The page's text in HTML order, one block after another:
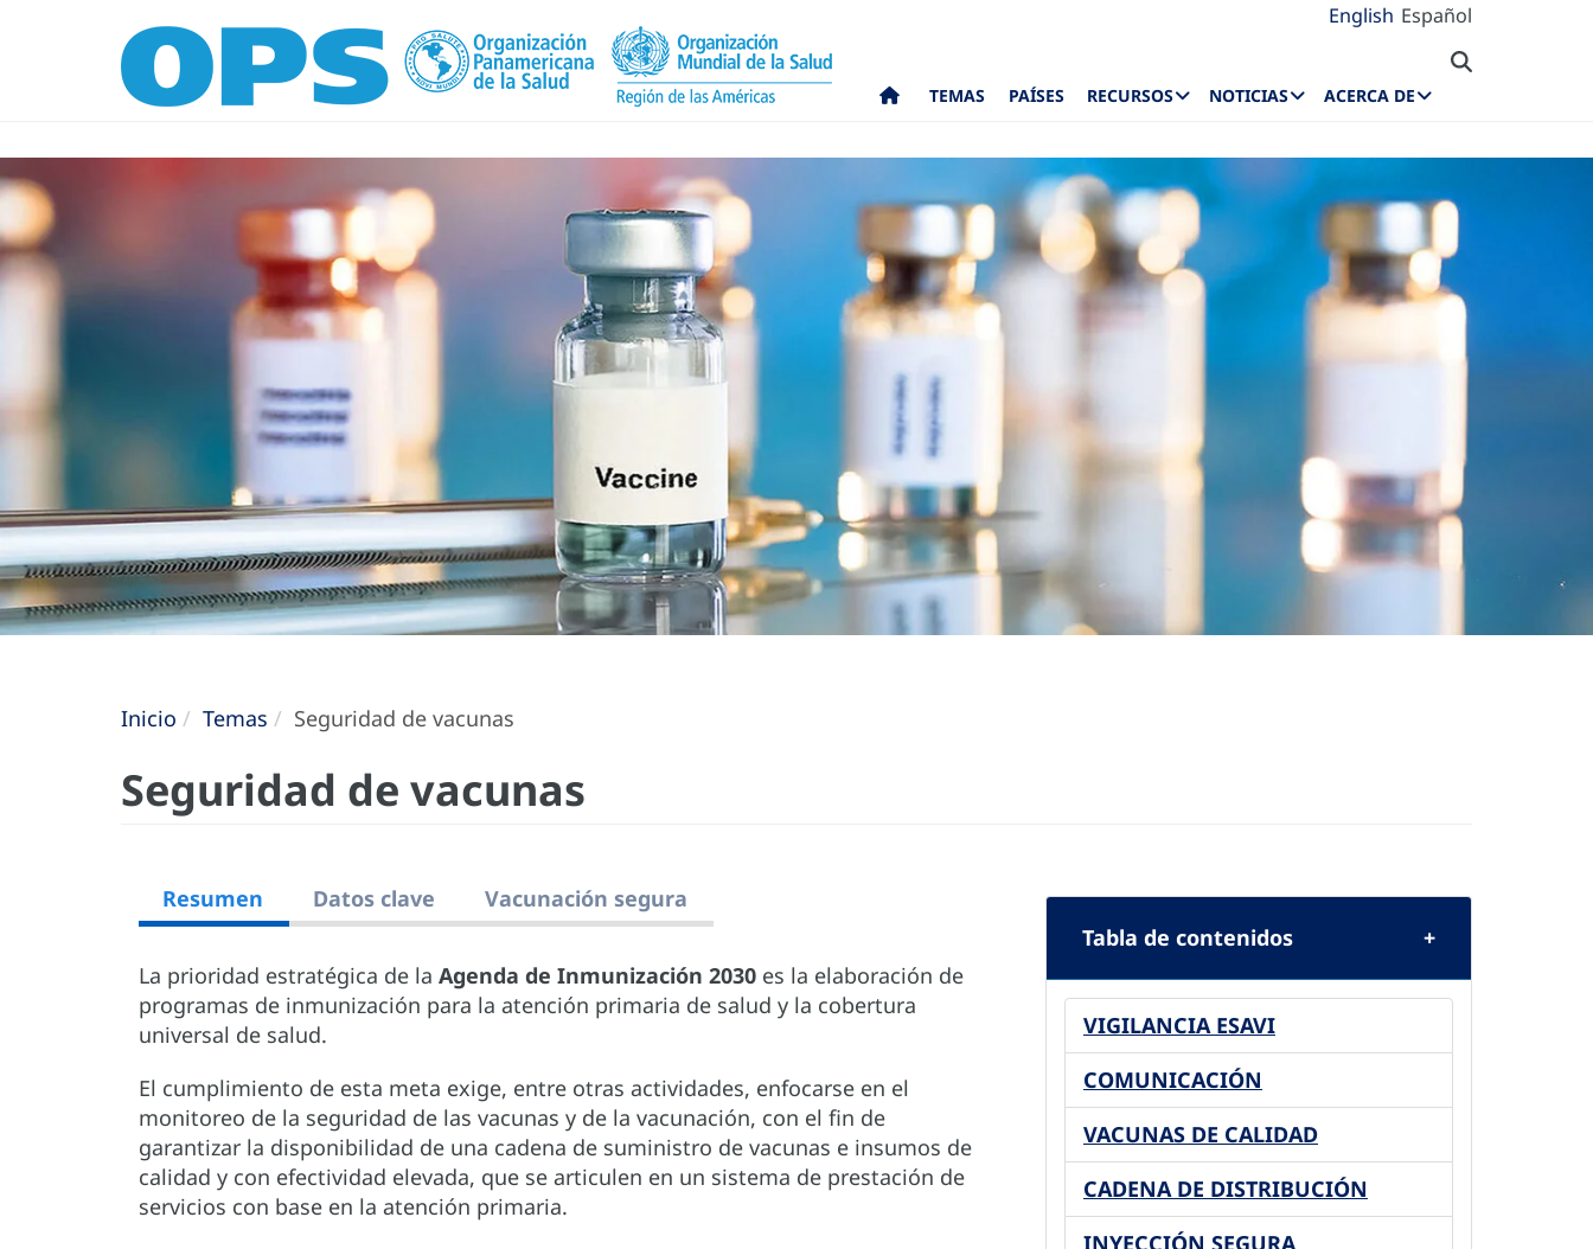
English Español
TEMAS PAÍSES RECURSOS NOTICIAS ACERCA DE
Inicio Temas Seguridad de vacunas
Seguridad de vacunas
Resumen Datos clave Vacunación segura
La prioridad estratégica de la Agenda de Inmunización 2030 es la elaboración de
programas de inmunización para la atención primaria de salud y la cobertura
universal de salud.
El cumplimiento de esta meta exige, entre otras actividades, enfocarse en el
monitoreo de la seguridad de las vacunas y de la vacunación, con el fin de
garantizar la disponibilidad de una cadena de suministro de vacunas e insumos de
calidad y con efectividad elevada, que se articulen en un sistema de prestación de
servicios con base en la atención primaria.
Tabla de contenidos
VIGILANCIA ESAVI
COMUNICACIÓN
VACUNAS DE CALIDAD
CADENA DE DISTRIBUCIÓN
INYECCIÓN SEGURA